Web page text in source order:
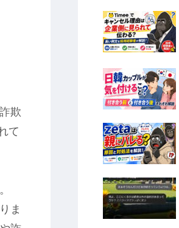
欺
て
ま